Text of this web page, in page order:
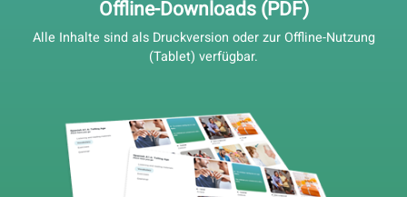
Professionelle Lernplattform inklusive